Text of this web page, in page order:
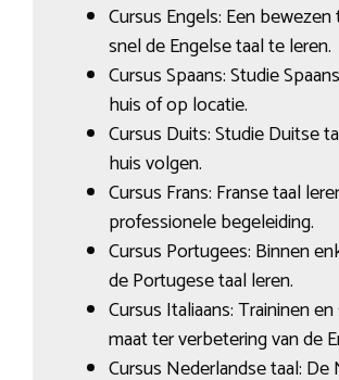
Cursus Engels: Een
snel de Engelse taal te leren.
Cursus Spaans: Studie
huis of op locatie.
Cursus Duits: Studie Duitse
huis volgen.
Cursus Frans: Franse taal
professionele begeleiding.
Cursus Portugees: Binnen
de Portugese taal leren.
Cursus Italiaans: Traininen
maat ter verbetering van de
Cursus Nederlandse taal: De